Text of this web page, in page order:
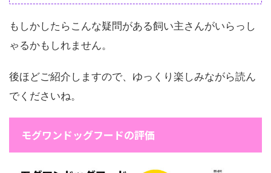
もしかしたらこんな疑問がある飼い主さんがいらっし
ゃるかもしれません。
後ほどご紹介しますので、ゆっくり楽しみながら読ん
でくださいね。
モグワンドッグフードの評価